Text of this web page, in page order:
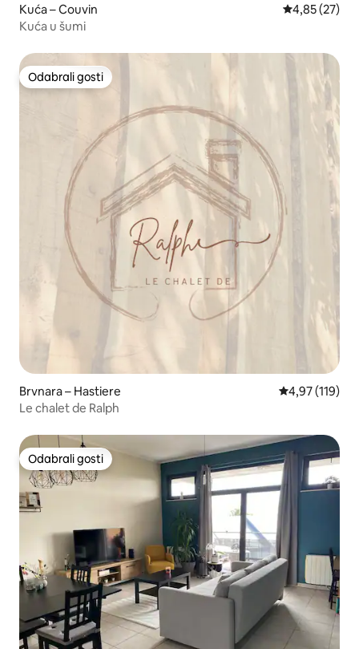
Kuća – Couvin Prosječna
4,85 (27)
Kuća u šumi
Odabrali gosti
Odabrali gosti
Brvnara – Hastiere Prosječna
4,97 (119)
Le chalet de Ralph
Odabrali gosti
Odabrali gosti